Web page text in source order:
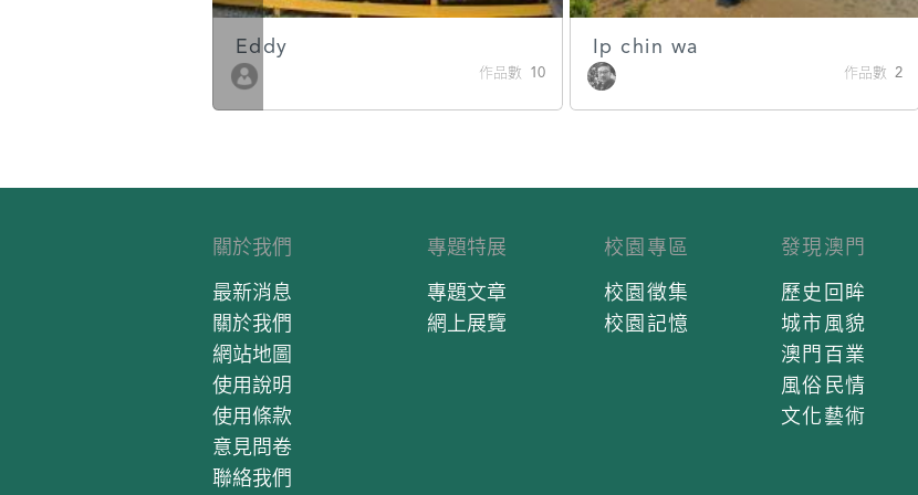
Eddy
作品數 10
Ip chin wa
作品數 2
關於我們
最新消息
關於我們
網站地圖
使用說明
使用條款
意見問卷
聯絡我們
專題特展
專題文章
網上展覽
校園專區
校園徵集
校園記憶
發現澳門
歷史回眸
城市風貌
澳門百業
風俗民情
文化藝術